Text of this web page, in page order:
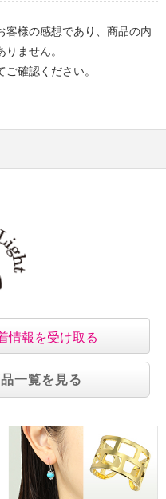
客様の感想であり、商品の内
ません。
確認ください。
情報を受け取る
一覧を見る